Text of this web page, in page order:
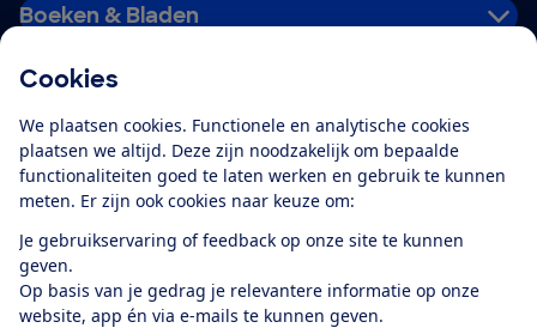
Cookies
We plaatsen cookies. Functionele en analytische cookies
plaatsen we altijd. Deze zijn noodzakelijk om bepaalde
functionaliteiten goed te laten werken en gebruik te kunnen
meten. Er zijn ook cookies naar keuze om:
Je gebruikservaring of feedback op onze site te kunnen
geven.
Op basis van je gedrag je relevantere informatie op onze
website, app én via e-mails te kunnen geven.
Boeken & Bladen
Alles over de
app
Algemene Voorwaarden Privacyverklaring